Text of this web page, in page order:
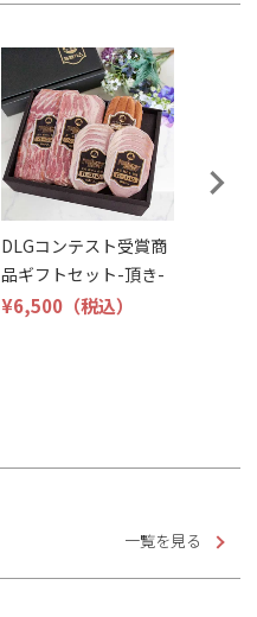
DLGコンテスト受賞商
品ギフトセット-頂き-
¥6,500 （税込）
一覧を見る